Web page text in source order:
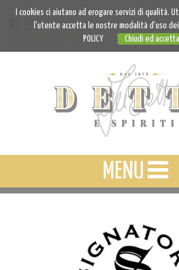
info@dettiespiriti.com
MENU
I cookies ci aiutano ad erogare servizi di qualità.
l'utente accetta le nostre modalità d'uso
POLICY
Chiudi ed accetta